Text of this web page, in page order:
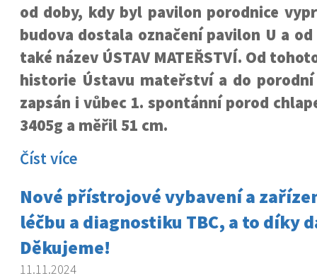
od doby, kdy byl pavilon porodnice
budova dostala označení pavilon U a od
také název ÚSTAV MATEŘSTVÍ. Od
historie Ústavu mateřství a do
zapsán i vůbec 1. spontánní porod
3405g a měřil 51 cm.
Číst více
Nové přístrojové vybavení a
léčbu a diagnostiku TBC, a to díky
Děkujeme!
11.11.2024